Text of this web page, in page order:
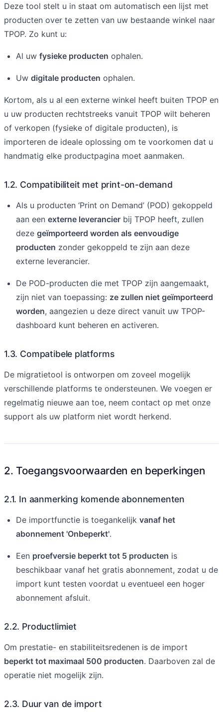
Deze tool stelt u in staat om automatisch een lijst met
producten over te zetten van uw bestaande winkel naar
TPOP. Zo kunt u:
Al uw fysieke producten ophalen.
Uw digitale producten ophalen.
Kortom, als u al een externe winkel heeft buiten TPOP en
u uw producten rechtstreeks vanuit TPOP wilt beheren
of verkopen (fysieke of digitale producten), is
importeren de ideale oplossing om te voorkomen dat u
handmatig elke productpagina moet aanmaken.
1.2. Compatibiliteit met print-on-demand
Als u producten ‘Print on Demand’ (POD) gekoppeld
aan een externe leverancier bij TPOP heeft, zullen
deze geïmporteerd worden als eenvoudige
producten zonder gekoppeld te zijn aan deze
externe leverancier.
De POD-producten die met TPOP zijn aangemaakt,
zijn niet van toepassing: ze zullen niet geïmporteerd
worden, aangezien u deze direct vanuit uw TPOP-
dashboard kunt beheren en activeren.
1.3. Compatibele platforms
De migratietool is ontworpen om zoveel mogelijk
verschillende platforms te ondersteunen. We voegen er
regelmatig nieuwe aan toe, neem contact op met onze
support als uw platform niet wordt herkend.
2. Toegangsvoorwaarden en beperkingen
2.1. In aanmerking komende abonnementen
De importfunctie is toegankelijk vanaf het
abonnement 'Onbeperkt'.
Een proefversie beperkt tot 5 producten is
beschikbaar vanaf het gratis abonnement, zodat u de
import kunt testen voordat u eventueel een hoger
abonnement afsluit.
2.2. Productlimiet
Om prestatie- en stabiliteitsredenen is de import
beperkt tot maximaal 500 producten. Daarboven zal de
operatie niet mogelijk zijn.
2.3. Duur van de import